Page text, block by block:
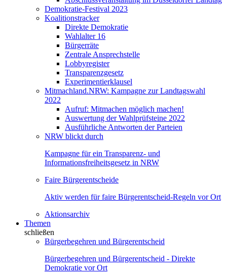
Demokratie-Festival 2023
Koalitionstracker
Direkte Demokratie
Wahlalter 16
Bürgerräte
Zentrale Ansprechstelle
Lobbyregister
Transparenzgesetz
Experimentierklausel
Mitmachland.NRW: Kampagne zur Landtagswahl
2022
Aufruf: Mitmachen möglich machen!
Auswertung der Wahlprüfsteine 2022
Ausführliche Antworten der Parteien
NRW blickt durch
Kampagne für ein Transparenz- und
Informationsfreiheitsgesetz in NRW
Faire Bürgerentscheide
Aktiv werden für faire Bürgerentscheid-Regeln vor Ort
Aktionsarchiv
Themen
schließen
Bürgerbegehren und Bürgerentscheid
Bürgerbegehren und Bürgerentscheid - Direkte
Demokratie vor Ort